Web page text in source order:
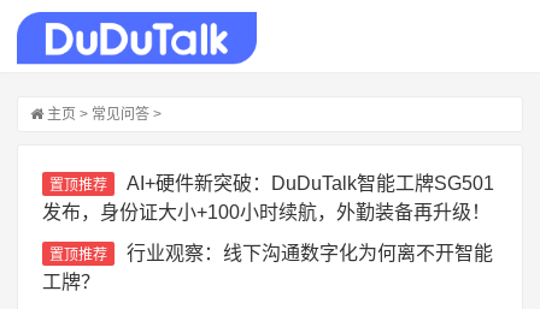
主页 > 常见问答 >
置顶推荐
AI+硬件新突破：DuDuTalk智能工牌SG501
发布，身份证大小+100小时续航，外勤装备再升级！
置顶推荐
行业观察：线下沟通数字化为何离不开智能
工牌？